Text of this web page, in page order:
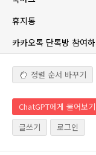
휴지통
카카오톡 단톡방 참여
정렬 순서 바꾸기
ChatGPT에게 물어보기
글쓰기
로그인